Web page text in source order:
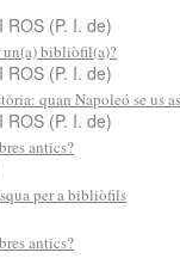
ROS (P. I. de)
un(a) bibliòfil(a)?
ROS (P. I. de)
quan Napoleó se us
ROS (P. I. de)
antics?
per a bibliòfils
antics?